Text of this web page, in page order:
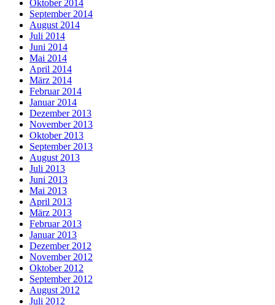
Oktober 2014
September 2014
August 2014
Juli 2014
Juni 2014
Mai 2014
April 2014
März 2014
Februar 2014
Januar 2014
Dezember 2013
November 2013
Oktober 2013
September 2013
August 2013
Juli 2013
Juni 2013
Mai 2013
April 2013
März 2013
Februar 2013
Januar 2013
Dezember 2012
November 2012
Oktober 2012
September 2012
August 2012
Juli 2012